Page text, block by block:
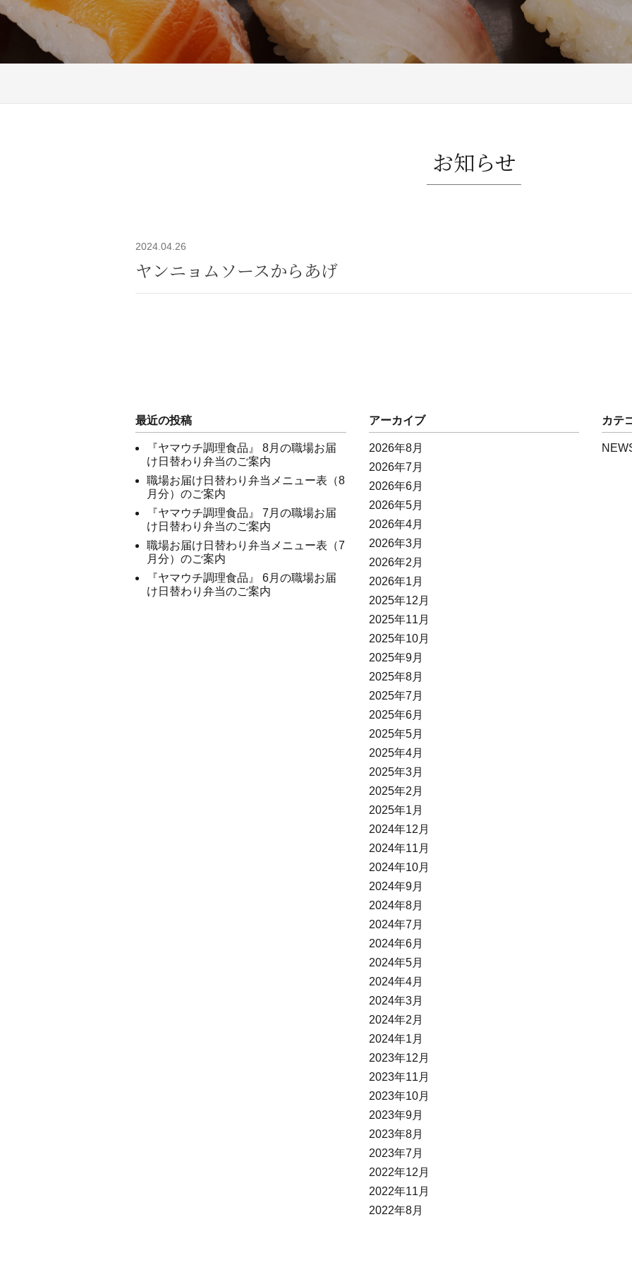
お知らせ
2024.04.26
ヤンニョムソースからあげ
最近の投稿
『ヤマウチ調理食品』 8月の職場お届
け日替わり弁当のご案内
職場お届け日替わり弁当メニュー表（8
月分）のご案内
『ヤマウチ調理食品』 7月の職場お届
け日替わり弁当のご案内
職場お届け日替わり弁当メニュー表（7
月分）のご案内
『ヤマウチ調理食品』 6月の職場お届
け日替わり弁当のご案内
アーカイブ
2026年8月
2026年7月
2026年6月
2026年5月
2026年4月
2026年3月
2026年2月
2026年1月
2025年12月
2025年11月
2025年10月
2025年9月
2025年8月
2025年7月
2025年6月
2025年5月
2025年4月
2025年3月
2025年2月
2025年1月
2024年12月
2024年11月
2024年10月
2024年9月
2024年8月
2024年7月
2024年6月
2024年5月
2024年4月
2024年3月
2024年2月
2024年1月
2023年12月
2023年11月
2023年10月
2023年9月
2023年8月
2023年7月
2022年12月
2022年11月
2022年8月
カテ